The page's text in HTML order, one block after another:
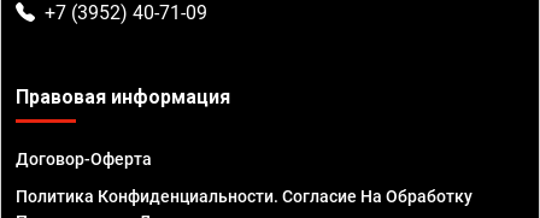
+7 (3952) 40-71-09
Правовая информация
Договор-Оферта
Политика Конфиденциальности. Согласие На Обработку